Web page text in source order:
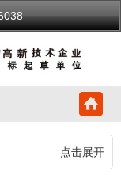
点击展开